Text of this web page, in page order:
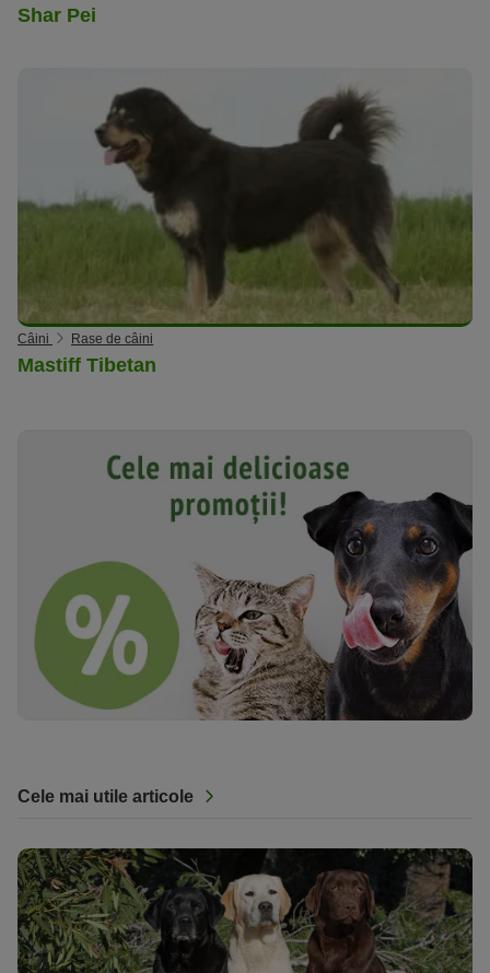
Shar Pei
Câini Rase de câini
Mastiff Tibetan
Cele mai utile articole